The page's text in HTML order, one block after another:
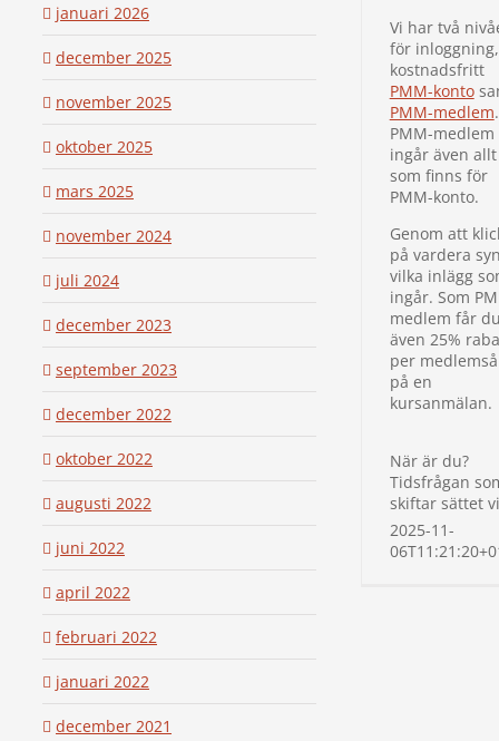
Vi har två
för inloggning,
kostnadsfritt
PMM-konto
PMM-medlem
PMM-medlem
ingår även allt
som finns för
PMM-konto.
Genom att
på vardera
vilka inlägg
ingår. Som
medlem får
även 25%
per
på en
kursanmälan.
När är du?
Tidsfrågan
skiftar sättet
2025-11-
januari 2026
december 2025
november 2025
oktober 2025
mars 2025
november 2024
juli 2024
december 2023
september 2023
december 2022
oktober 2022
augusti 2022
juni 2022
april 2022
februari 2022
januari 2022
december 2021